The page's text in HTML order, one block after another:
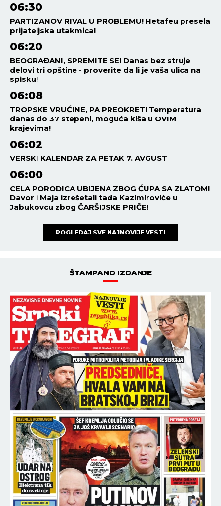
06:30
PARTIZANOV RIVAL U PROBLEMU! Hetafeu presela
prijateljska utakmica!
06:20
BEOGRAĐANI, SPREMITE SE! Danas bez struje
delovi tri opštine - proverite da li je vaša ulica na
spisku!
06:08
TROPSKE VRUĆINE, PA PREOKRET! Temperatura
danas do 37 stepeni, moguća kiša u OVIM
krajevima!
06:02
VERSKI KALENDAR ZA PETAK 7. AVGUST
06:00
CELA PORODICA UBIJENA ZBOG ĆUPA SA ZLATOM!
Davor i Maja izrešetali tada Kazimiroviće u
Jabukovcu zbog ČARŠIJSKE PRIČE!
POGLEDAJ SVE NAJNOVIJE VESTI
ŠTAMPANO IZDANJE